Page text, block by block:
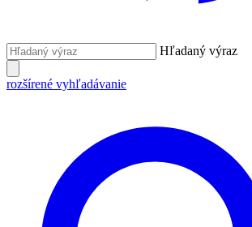
Hľadaný výraz
rozšírené vyhľadávanie